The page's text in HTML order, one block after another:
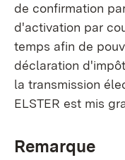
de confirmation
d'activation par
temps afin de
déclaration
la transmission
ELSTER est mis
Remarque